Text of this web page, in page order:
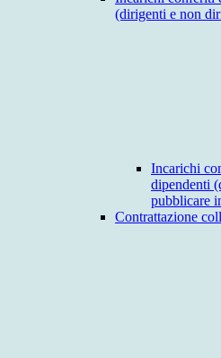
(dirigenti e non
Incarichi
dipendenti
pubblicare
Contrattazione